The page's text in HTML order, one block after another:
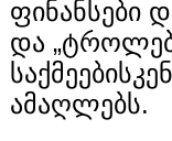
ფინანსები
და
ამაღლებს.